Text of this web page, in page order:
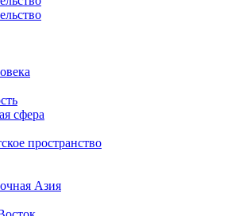
сфера
пространство
Азия